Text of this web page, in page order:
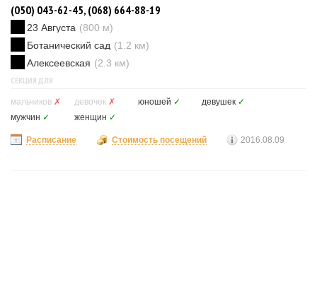
(050) 043-62-45, (068) 664-88-19
23 Августа (800 м)
Ботанический сад (1.2 км)
Алексеевская (2.3 км)
СЕКЦИЯ ДЛЯ
мальчиков ✗ девочек ✗ юношей ✓ девушек ✓
мужчин ✓ женщин ✓
Расписание Стоимость посещений 2016.08.09